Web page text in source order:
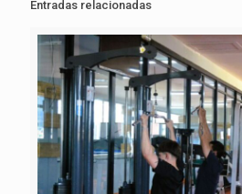
Entradas relacionadas